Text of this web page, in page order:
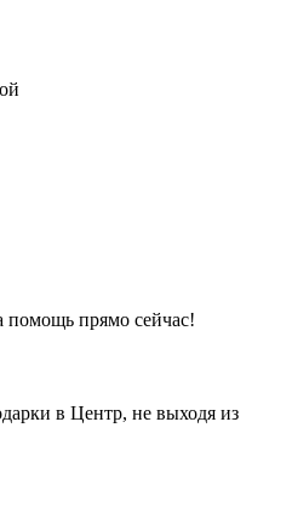
прямо сейчас!
в Центр, не выходя из